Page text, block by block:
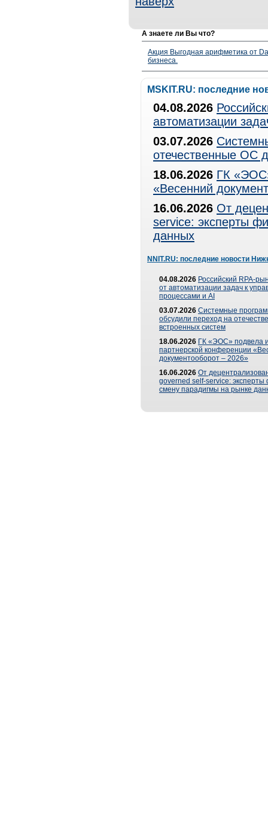
А знаете ли Вы что?
Акция Выгодная арифметика от
бизнеса.
MSKIT.RU: последние
04.08.2026
автоматизации
03.07.2026
отечественные ОС
18.06.2026 ГК
«Весенний
16.06.2026 От
service: эксперты
данных
NNIT.RU: последние новости
04.08.2026 Российский RPA-
от автоматизации задач к
процессами и AI
03.07.2026 Системные
обсудили переход на
встроенных систем
18.06.2026 ГК «ЭОС» подвела
партнерской конференции
документооборот – 2026»
16.06.2026 От
governed self-service: эксперты
смену парадигмы на рынке